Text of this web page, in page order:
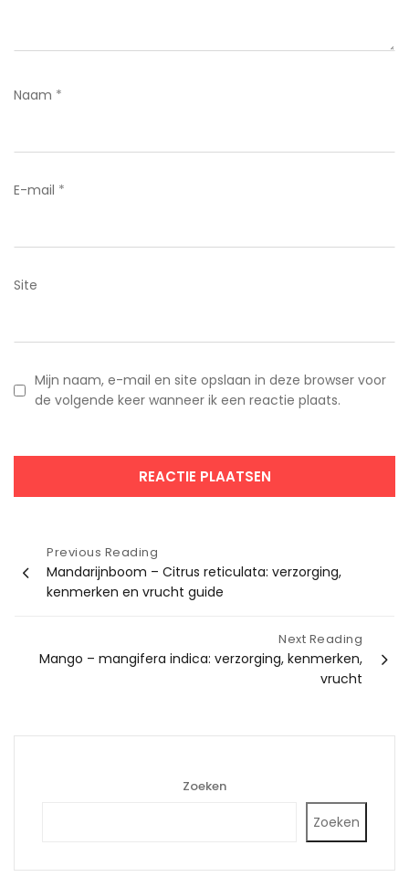
Naam *
E-mail *
Site
Mijn naam, e-mail en site opslaan in deze browser voor
de volgende keer wanneer ik een reactie plaats.
Bericht
navigatie
Previous Reading
Mandarijnboom – Citrus reticulata: verzorging,
kenmerken en vrucht guide
Next Reading
Mango – mangifera indica: verzorging, kenmerken,
vrucht
Zoeken
Zoeken